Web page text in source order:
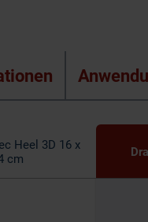
Heel 3D 16 x
cm